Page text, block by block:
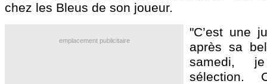
chez les Bleus de son joueur.
emplacement publicitaire
"C’est une
après sa
samedi,
sélection.